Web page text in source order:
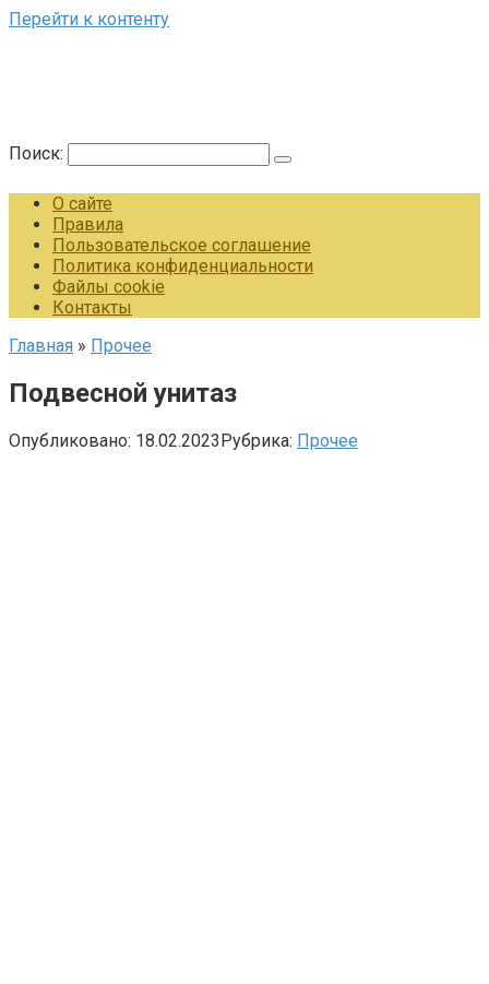
Перейти к контенту
Поиск:
О сайте
Правила
Пользовательское соглашение
Политика конфиденциальности
Файлы cookie
Контакты
Главная » Прочее
Подвесной унитаз
Опубликовано: 18.02.2023Рубрика: Прочее